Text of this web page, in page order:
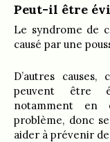
Peut-il être
Le syndrome de
causé par une
D’autres
peuvent être
notamment en
problème, donc
aider à prévenir